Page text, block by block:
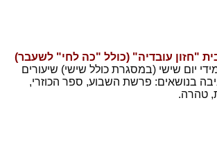
"חזון עובדיה" (כולל "כה לחי" לשעבר)
יום שישי (במסגרת כולל שישי) שיעורים
בנושאים: פרשת השבוע, ספר הכוזרי,
טהרה.